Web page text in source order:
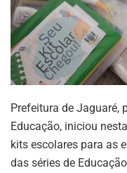
Prefeitura de Jaguaré,
Educação, iniciou
kits escolares para as
das séries de